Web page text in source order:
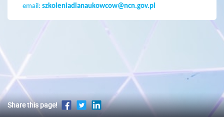
email: szkoleniadlanaukowcow@ncn.gov.pl
Share this page!